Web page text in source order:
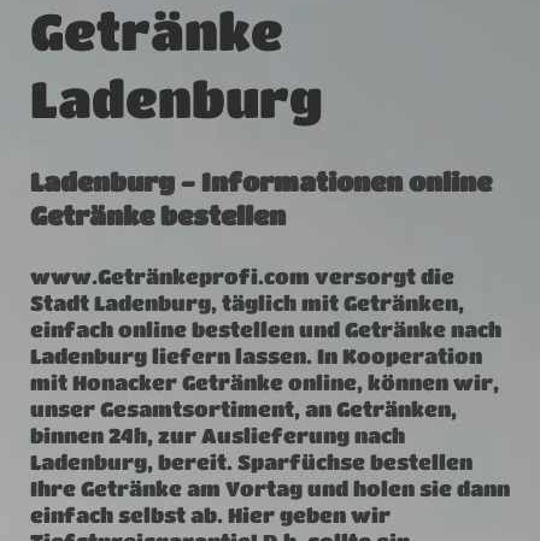
Getränke
Ladenburg
Ladenburg - Informationen online
Getränke bestellen
www.Getränkeprofi.com versorgt die
Stadt Ladenburg, täglich mit Getränken,
einfach online bestellen und Getränke nach
Ladenburg liefern lassen. In Kooperation
mit Honacker Getränke online, können wir,
unser Gesamtsortiment, an Getränken,
binnen 24h, zur Auslieferung nach
Ladenburg, bereit. Sparfüchse bestellen
Ihre Getränke am Vortag und holen sie dann
einfach selbst ab. Hier geben wir